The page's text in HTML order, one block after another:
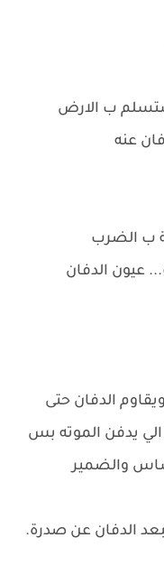
ب الارض
عنه
ب الضرب
عيون الدفان
الدفان حتى
يدفن الموته بس
والضمير
الدفان عن صدرة.